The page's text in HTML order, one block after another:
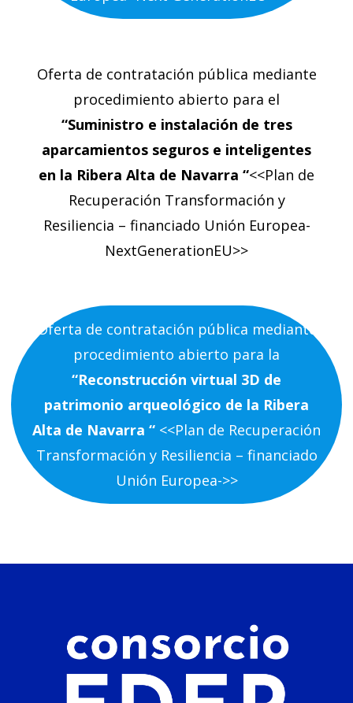
Oferta de contratación pública mediante
procedimiento abierto para el
“Suministro e instalación de tres
aparcamientos seguros e inteligentes
en la Ribera Alta de Navarra “<<Plan de
Recuperación Transformación y
Resiliencia – financiado Unión Europea-
NextGenerationEU>>
Oferta de contratación pública mediante
procedimiento abierto para la
“Reconstrucción virtual 3D de
patrimonio arqueológico de la Ribera
Alta de Navarra “ <<Plan de Recuperación
Transformación y Resiliencia – financiado
Unión Europea->>